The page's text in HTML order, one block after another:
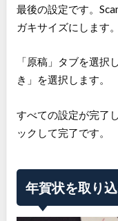
最後の設定です。
ガキサイズにします。
「原稿」タブを選択
き」を選択します。
すべての設定が完了
ックして完了です。
年賀状を取り